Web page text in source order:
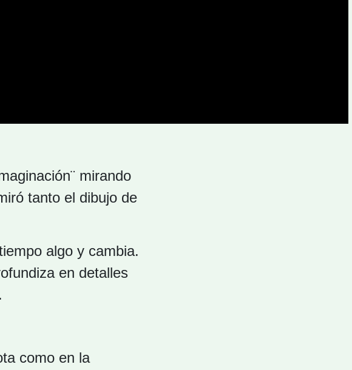
mirando
tanto el dibujo de
algo y cambia.
en detalles
como en la